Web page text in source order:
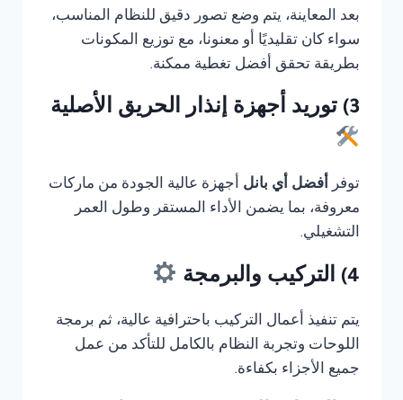
بعد المعاينة، يتم وضع تصور دقيق للنظام المناسب،
سواء كان تقليديًا أو معنونا، مع توزيع المكونات
بطريقة تحقق أفضل تغطية ممكنة.
3) توريد أجهزة إنذار الحريق الأصلية
توفر أفضل أي بانل أجهزة عالية الجودة من ماركات
معروفة، بما يضمن الأداء المستقر وطول العمر
التشغيلي.
4) التركيب والبرمجة
يتم تنفيذ أعمال التركيب باحترافية عالية، ثم برمجة
اللوحات وتجربة النظام بالكامل للتأكد من عمل
جميع الأجزاء بكفاءة.